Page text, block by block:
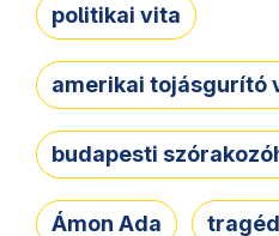
politikai vita
amerikai tojásgurító
budapesti
Ámon Ada